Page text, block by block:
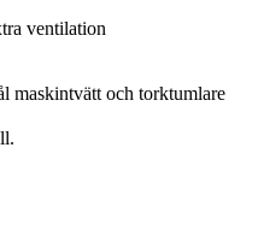
ventilation
maskintvätt och torktumlare